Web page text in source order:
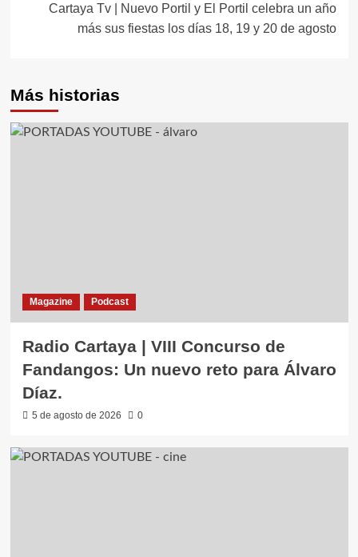
Cartaya Tv | Nuevo Portil y El Portil celebra un año
más sus fiestas los días 18, 19 y 20 de agosto
Más historias
Magazine Podcast
Radio Cartaya | VIII Concurso de
Fandangos: Un nuevo reto para Álvaro
Díaz.
5 de agosto de 2026 0